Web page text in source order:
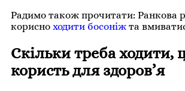
Радимо також прочитати: Ранкова
корисно ходити босоніж та
Скільки треба ходити,
користь для здоров’я